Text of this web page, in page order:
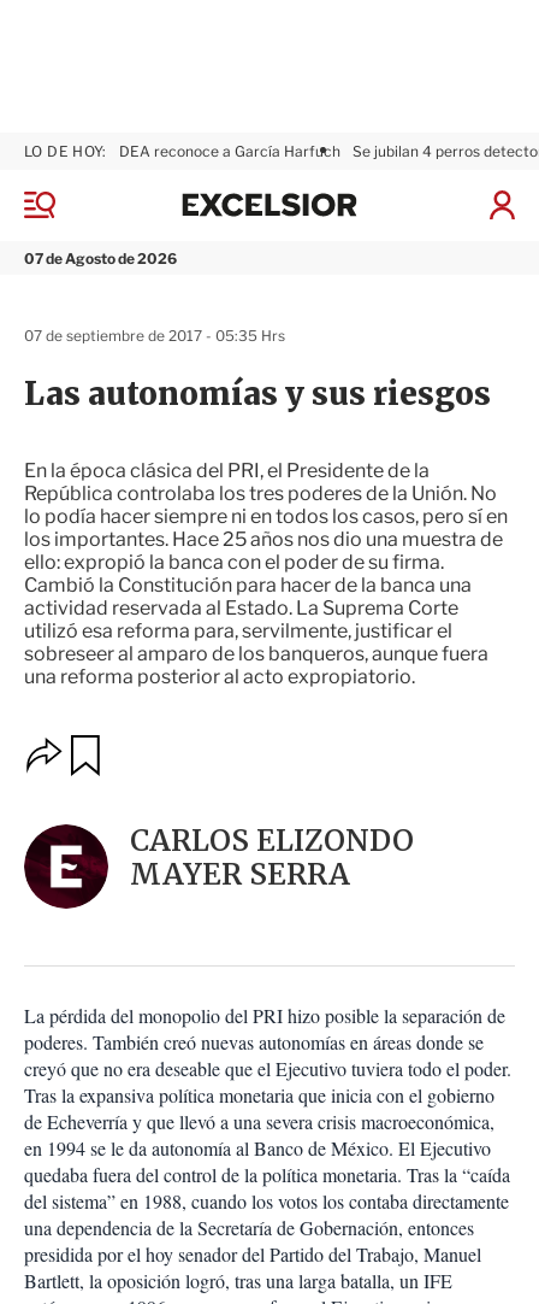
M
n
07 de Agosto de 2026
LO DE HOY: DEA reconoce a García Harfuch Se jubilan 4 perros
I
x
Las autonomías y sus riesgos
En la época clásica del PRI, el Presidente de la
República controlaba los tres poderes de la Unión. No
lo podía hacer siempre ni en todos los casos, pero sí en
los importantes. Hace 25 años nos dio una muestra de
ello: expropió la banca con el poder de su firma.
Cambió la Constitución para hacer de la banca una
actividad reservada al Estado. La Suprema Corte
utilizó esa reforma para, servilmente, justificar el
sobreseer al amparo de los banqueros, aunque fuera
una reforma posterior al acto expropiatorio.
07 de septiembre de 2017 - 05:35 Hrs
O
p
n
e
s
c
m
p
a
r
t
i
r
a
r
CARLOS ELIZONDO
MAYER SERRA
La pérdida del monopolio del PRI hizo posible la separación de
poderes. También creó nuevas autonomías en áreas donde se
creyó que no era deseable que el Ejecutivo tuviera todo el poder.
Tras la expansiva política monetaria que inicia con el gobierno
de Echeverría y que llevó a una severa crisis macroeconómica,
en 1994 se le da autonomía al Banco de México. El Ejecutivo
quedaba fuera del control de la política monetaria. Tras la “caída
del sistema” en 1988, cuando los votos los contaba directamente
una dependencia de la Secretaría de Gobernación, entonces
presidida por el hoy senador del Partido del Trabajo, Manuel
Bartlett, la oposición logró, tras una larga batalla, un IFE